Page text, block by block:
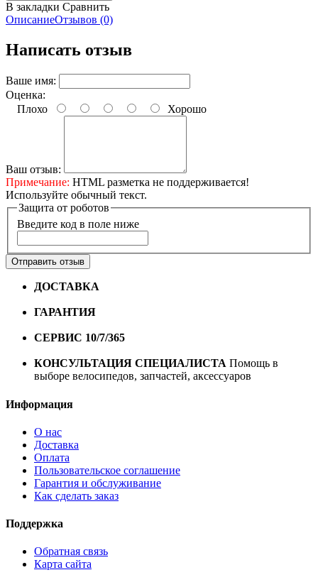
В закладки Сравнить
ОписаниеОтзывов (0)
Написать отзыв
Ваше имя:
Оценка:
Плохо
Хорошо
Ваш отзыв:
Примечание: HTML разметка не поддерживается!
Используйте обычный текст.
Защита от роботов
Введите код в поле ниже
Отправить отзыв
ДОСТАВКА
ГАРАНТИЯ
СЕРВИС 10/7/365
КОНСУЛЬТАЦИЯ СПЕЦИАЛИСТА Помощь в
выборе велосипедов, запчастей, аксессуаров
Информация
О нас
Доставка
Оплата
Пользовательское соглашение
Гарантия и обслуживание
Как сделать заказ
Поддержка
Обратная связь
Карта сайта